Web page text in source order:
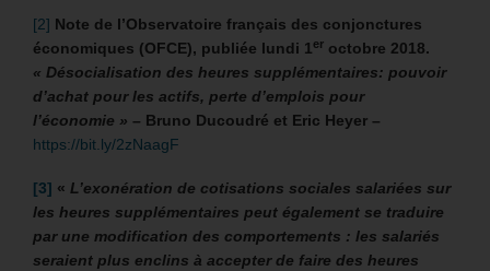
[2] Note de l’Observatoire français des conjonctures
économiques (OFCE), publiée lundi 1 er octobre 2018.
« Désocialisation des heures supplémentaires: pouvoir
d’achat pour les actifs, perte d’emplois pour
l’économie » – Bruno Ducoudré et Eric Heyer –
https://bit.ly/2zNaagF
[3] « L’exonération de cotisations sociales salariées sur
les heures supplémentaires peut également se traduire
par une modification des comportements : les salariés
seraient plus enclins à accepter de faire des heures